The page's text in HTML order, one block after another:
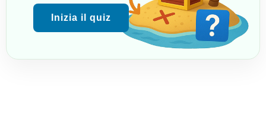
Inizia il quiz